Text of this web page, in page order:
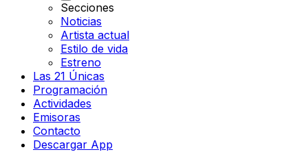
Secciones
Noticias
Artista actual
Estilo de vida
Estreno
Las 21 Únicas
Programación
Actividades
Emisoras
Contacto
Descargar App